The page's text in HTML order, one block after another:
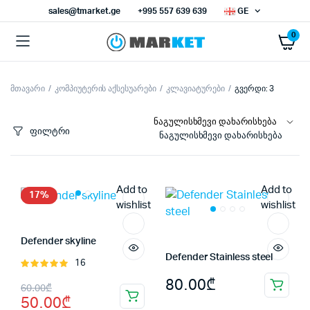
sales@tmarket.ge +995 557 639 639 GE
0
მთავარი კომპიუტერის აქსესუარები კლავიატურები გვერდი: 3
ფილტრი ნაგულისხმევი დახარისხება
17%
Add to
wishlist
Defender skyline
შეფასება
დან
16
60.00₾
Original
50.00₾
Current
Add to
wishlist
Defender Stainless steel
80.00₾